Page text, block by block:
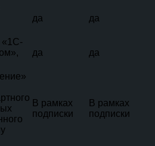
да да
«1С-
да да
В рамках
подписки
В рамках
подписки